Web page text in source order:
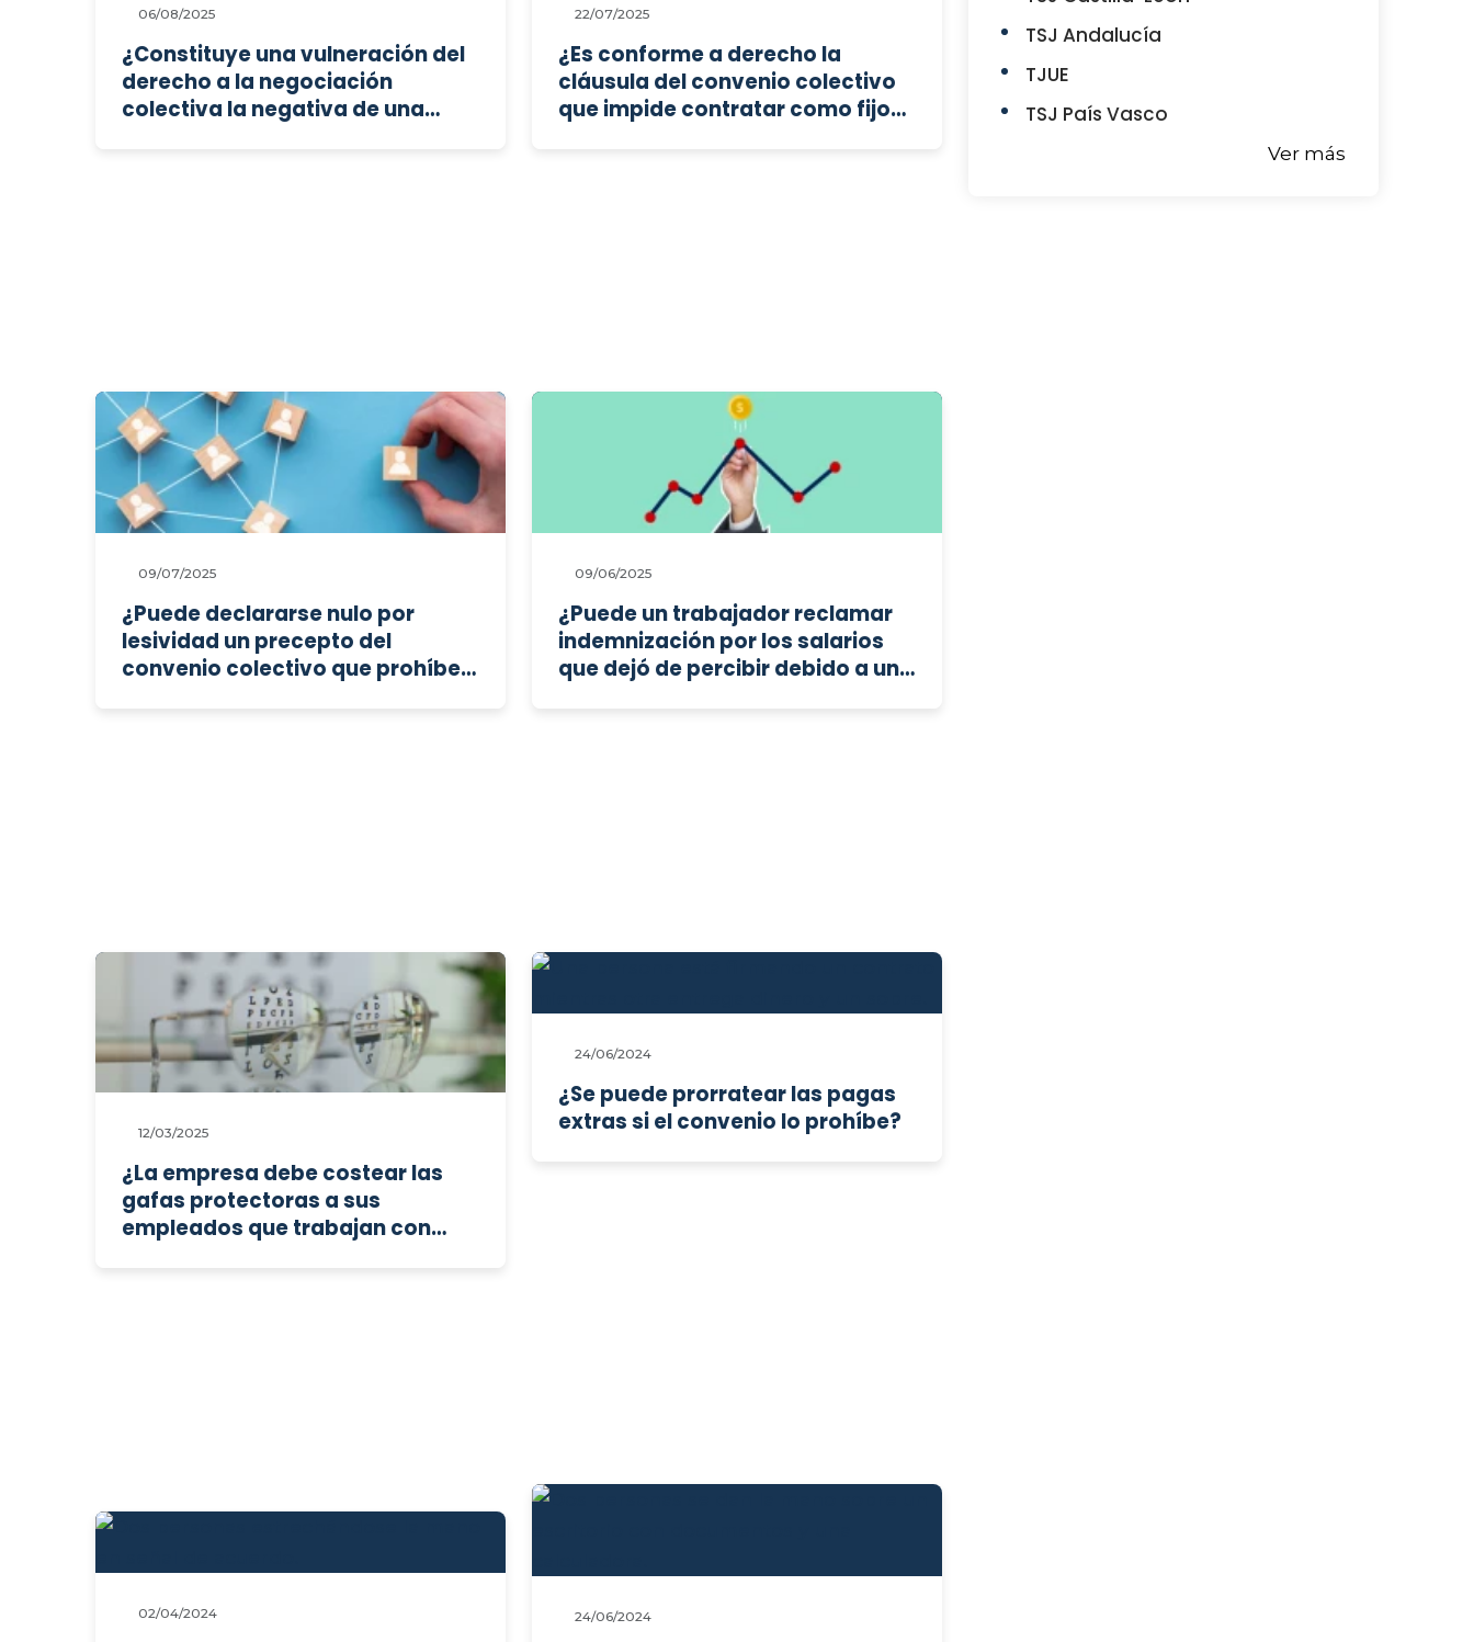
06/08/2025
¿Constituye una vulneración del
derecho a la negociación
colectiva la negativa de una
22/07/2025
¿Es conforme a derecho la
cláusula del convenio colectivo
que impide contratar como fijos-
09/07/2025
¿Puede declararse nulo por
lesividad un precepto del
convenio colectivo que prohíbe
09/06/2025
¿Puede un trabajador reclamar
indemnización por los salarios
que dejó de percibir debido a una
12/03/2025
¿La empresa debe costear las
gafas protectoras a sus
empleados que trabajan con
24/06/2024
¿Se puede prorratear las pagas
extras si el convenio lo prohíbe?
24/06/2024
02/04/2024
TSJ Andalucía
TJUE
TSJ País Vasco
Ver más